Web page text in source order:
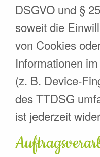
DSGVO und §
soweit die
von Cookies
Informationen
(z. B. Device-
des TTDSG
ist jederzeit